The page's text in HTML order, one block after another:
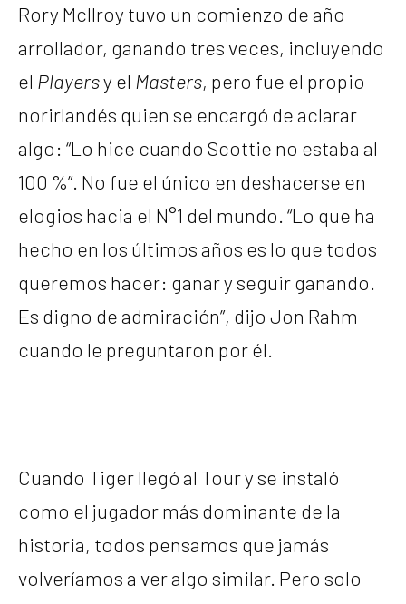
Rory McIlroy tuvo un comienzo de año
arrollador, ganando tres veces, incluyendo
el Playersy el Masters, pero fue el propio
norirlandés quien se encargó de aclarar
algo: “Lo hice cuando Scottie no estaba al
100 %”. No fue el único en deshacerse en
elogios hacia el N°1 del mundo. “Lo que ha
hecho en los últimos años es lo que todos
queremos hacer: ganar y seguir ganando.
Es digno de admiración”, dijo Jon Rahm
cuando le preguntaron por él.
Cuando Tiger llegó al Tour y se instaló
como el jugador más dominante de la
historia, todos pensamos que jamás
volveríamos a ver algo similar. Pero solo